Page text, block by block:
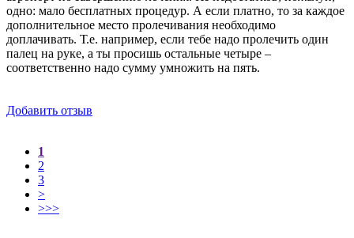
одно: мало бесплатных процедур. А если платно, то за каждое
дополнительное место пролечивания необходимо
доплачивать. Т.е. например, если тебе надо пролечить один
палец на руке, а ты просишь остальные четыре –
соответственно надо сумму умножить на пять.
Добавить отзыв
1
2
3
>
>>>